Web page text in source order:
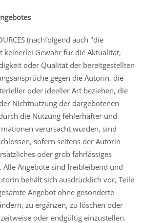
(nachfolgend auch "die
Gewähr für die Aktualität,
oder Qualität der bereitgestellten
gegen die Autorin, die
oder ideeller Art beziehen, die
Nichtnutzung der dargebotenen
die Nutzung fehlerhafter und
verursacht wurden, sind
sofern seitens der Autorin
oder grob fahrlässiges
Alle Angebote sind freibleibend und
behält sich ausdrücklich vor, Teile
Angebot ohne gesonderte
zu ergänzen, zu löschen oder
oder endgültig einzustellen.